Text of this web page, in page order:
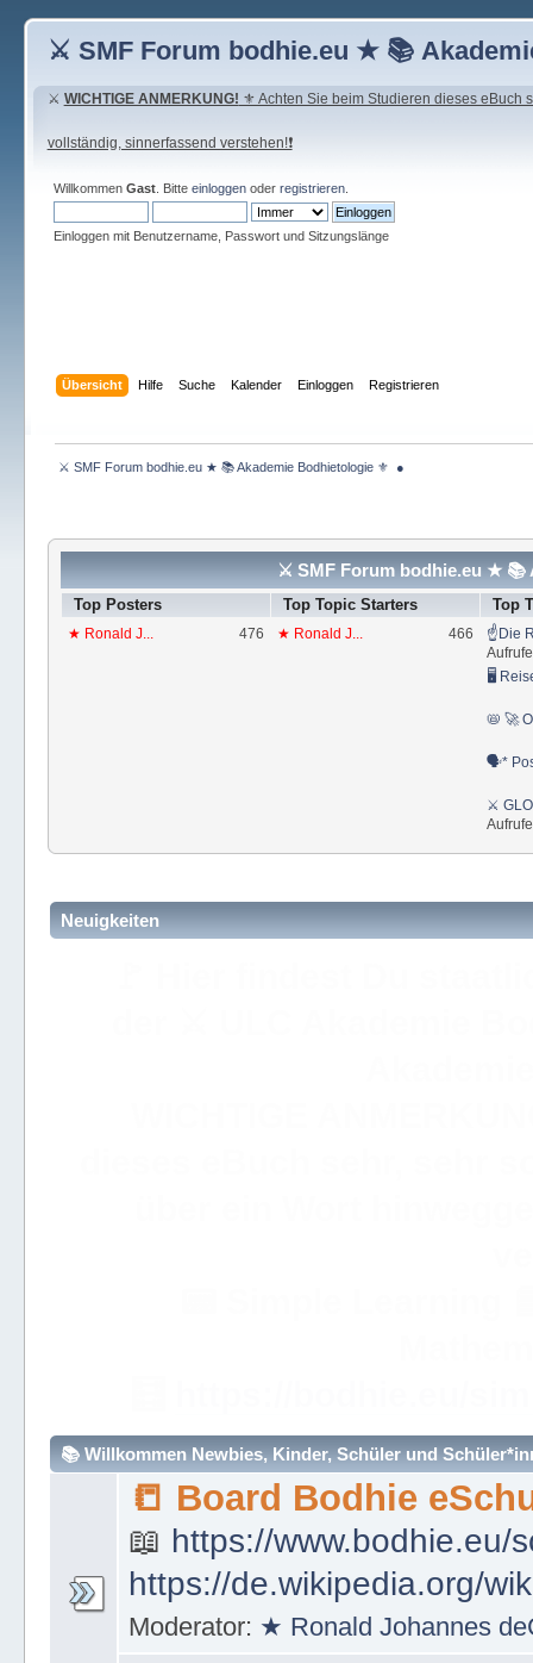
⚔ SMF Forum bodhie.eu ★ 📚
⚔ WICHTIGE ANMERKUNG! ⚜ Achten Sie beim Studieren dieses eBuch
vollständig, sinnerfassend verstehen!❗
Willkommen Gast. Bitte einloggenoder registrieren.
Einloggen mit Benutzername, Passwort und Sitzungslänge
Übersicht Hilfe Suche Kalender Einloggen Registrieren
⚔ SMF Forum bodhie.eu ★ 📚 Akademie Bodhietologie ⚜  ●
⚔ SMF Forum bodhie.eu ★ 📚
Top Posters Top Topic Starters Top
★ Ronald J... 476 ★ Ronald J... 466
☝Die
Aufrufe
🖥
📛 🚀
🗣*
⚔
Aufrufe
Neuigkeiten
📚 Willkommen Newbies, Kinder, Schüler und
📒 Board Bodhie
📖 https://www.bodhie.eu/
https://de.wikipedia.org/
Moderator: ★ Ronald Johannes